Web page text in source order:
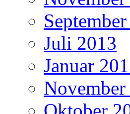
Juli 2013
Januar